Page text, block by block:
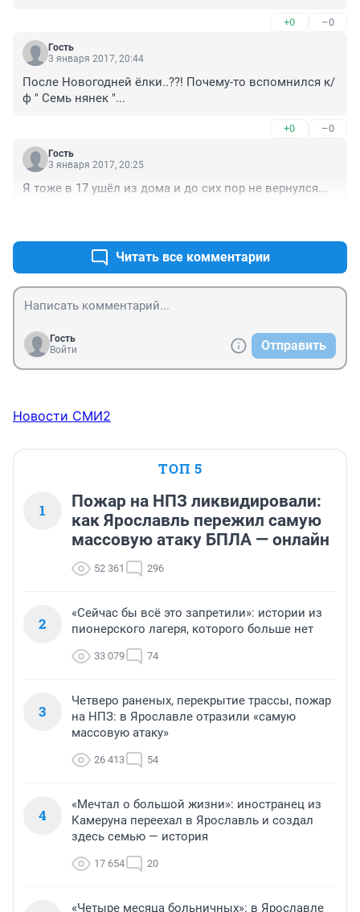
+0 –0
Гость
3 января 2017, 20:44
После Новогодней ёлки..??! Почему-то вспомнился к/
ф " Семь нянек "...
+0 –0
Гость
3 января 2017, 20:25
Я тоже в 17 ушёл из дома и до сих пор не вернулся...
Читать все комментарии
Гость
Войти
Отправить
Новости СМИ2
ТОП 5
1
Пожар на НПЗ ликвидировали:
как Ярославль пережил самую
массовую атаку БПЛА — онлайн
52 361 296
2
«Сейчас бы всё это запретили»: истории из
пионерского лагеря, которого больше нет
33 079 74
3
Четверо раненых, перекрытие трассы, пожар
на НПЗ: в Ярославле отразили «самую
массовую атаку»
26 413 54
4
«Мечтал о большой жизни»: иностранец из
Камеруна переехал в Ярославль и создал
здесь семью — история
17 654 20
«Четыре месяца больничных»: в Ярославле